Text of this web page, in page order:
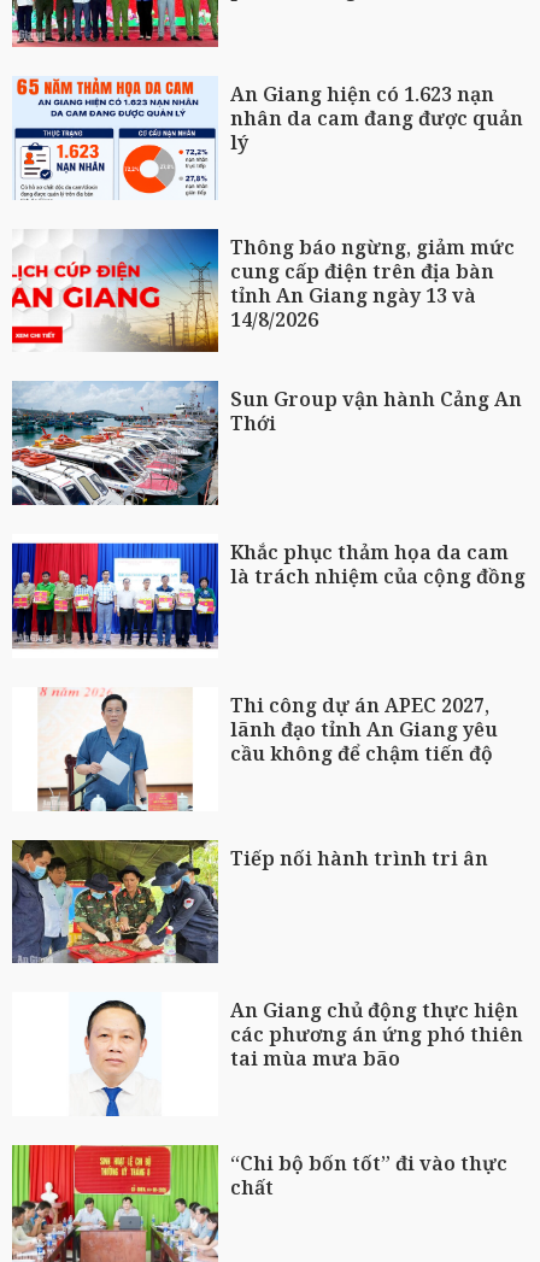
An Giang hiện có 1.623 nạn
nhân da cam đang được quản
lý
Thông báo ngừng, giảm mức
cung cấp điện trên địa bàn
tỉnh An Giang ngày 13 và
14/8/2026
Sun Group vận hành Cảng An
Thới
Khắc phục thảm họa da cam
là trách nhiệm của cộng đồng
Thi công dự án APEC 2027,
lãnh đạo tỉnh An Giang yêu
cầu không để chậm tiến độ
Tiếp nối hành trình tri ân
An Giang chủ động thực hiện
các phương án ứng phó thiên
tai mùa mưa bão
“Chi bộ bốn tốt” đi vào thực
chất